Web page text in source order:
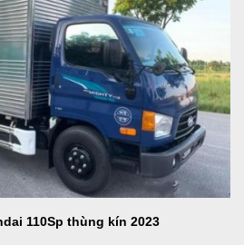
110Sp thùng kín 2023